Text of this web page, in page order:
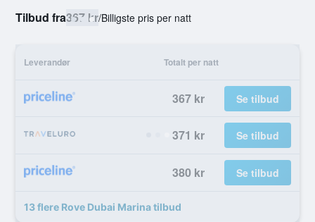
Tilbud fra367 kr/Billigste pris per natt
Leverandør Totalt per natt
367 kr Se tilbud
371 kr Se tilbud
380 kr Se tilbud
13 flere Rove Dubai Marina tilbud